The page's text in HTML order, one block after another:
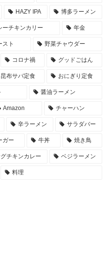
HAZY IPA 博多ラーメン
ーチキンカリー 年金
スト 野菜チャウダー
コロナ禍 グッドごはん
昆布サバ定食 おにぎり定食
醤油ラーメン
Amazon チャーハン
辛ラーメン サラダバー
ガー 牛丼 焼き鳥
チキンカレー ベジラーメン
料理